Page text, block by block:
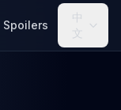
Spoilers
中
文